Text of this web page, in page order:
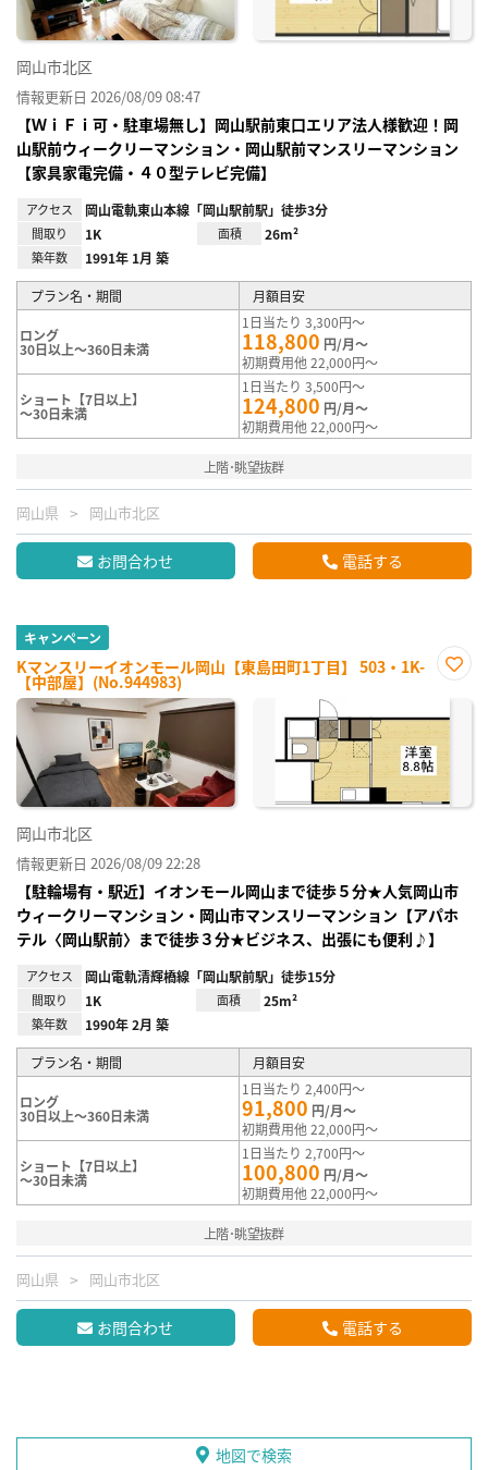
岡山市北区
情報更新日 2026/08/09 08:47
【ＷｉＦｉ可・駐車場無し】岡山駅前東口エリア法人様歓迎！岡
山駅前ウィークリーマンション・岡山駅前マンスリーマンション
【家具家電完備・４０型テレビ完備】
アクセス 岡山電軌東山本線「岡山駅前駅」徒歩3分
間取り 1K 面積 26m²
築年数 1991年 1月 築
プラン名・期間 月額目安
ロング
30日以上～360日未満
1日当たり 3,300円～
118,800 円/月～
初期費用他 22,000円～
ショート【7日以上】
～30日未満
1日当たり 3,500円～
124,800 円/月～
初期費用他 22,000円～
上階･眺望抜群
岡山県 岡山市北区
お問合わせ 電話する
キャンペーン
Kマンスリーイオンモール岡山【東島田町1丁目】 503・1K-
【中部屋】(No.944983)
に入
り登
岡山市北区
情報更新日 2026/08/09 22:28
【駐輪場有・駅近】イオンモール岡山まで徒歩５分★人気岡山市
ウィークリーマンション・岡山市マンスリーマンション【アパホ
テル〈岡山駅前〉まで徒歩３分★ビジネス、出張にも便利♪】
アクセス 岡山電軌清輝橋線「岡山駅前駅」徒歩15分
間取り 1K 面積 25m²
築年数 1990年 2月 築
プラン名・期間 月額目安
ロング
30日以上～360日未満
1日当たり 2,400円～
91,800 円/月～
初期費用他 22,000円～
ショート【7日以上】
～30日未満
1日当たり 2,700円～
100,800 円/月～
初期費用他 22,000円～
上階･眺望抜群
岡山県 岡山市北区
お問合わせ 電話する
地図で検索